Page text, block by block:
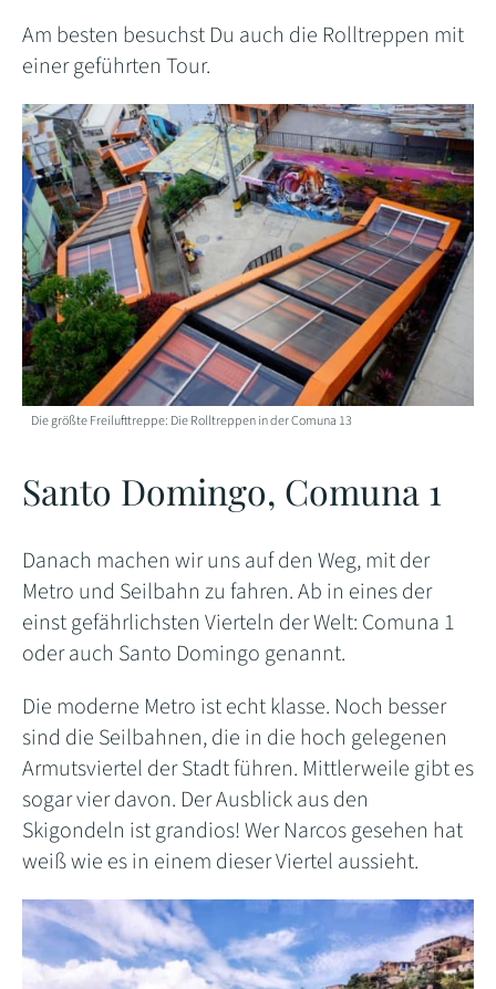
Am besten besuchst Du auch die Rolltreppen mit
einer geführten Tour.
Die größte Freilufttreppe: Die Rolltreppen in der Comuna 13
Santo Domingo, Comuna 1
Danach machen wir uns auf den Weg, mit der
Metro und Seilbahn zu fahren. Ab in eines der
einst gefährlichsten Vierteln der Welt: Comuna 1
oder auch Santo Domingo genannt.
Die moderne Metro ist echt klasse. Noch besser
sind die Seilbahnen, die in die hoch gelegenen
Armutsviertel der Stadt führen. Mittlerweile gibt es
sogar vier davon. Der Ausblick aus den
Skigondeln ist grandios! Wer Narcos gesehen hat
weiß wie es in einem dieser Viertel aussieht.